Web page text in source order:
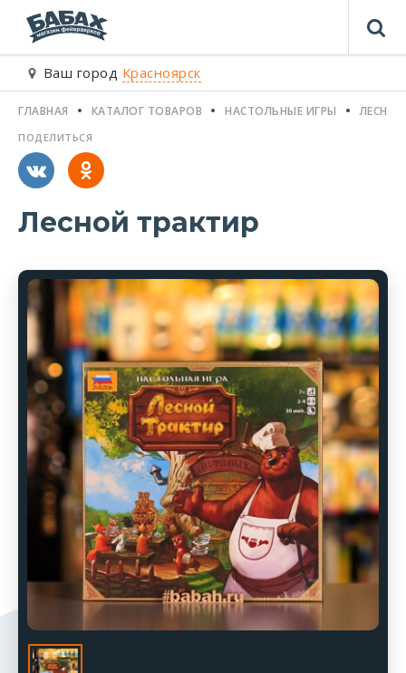
Ваш город Красноярск
ГЛАВНАЯ КАТАЛОГ ТОВАРОВ НАСТОЛЬНЫЕ ИГРЫ
Лесной трактир
ПОДЕЛИТЬСЯ